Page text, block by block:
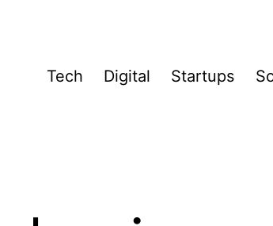
Tech Digital Startups